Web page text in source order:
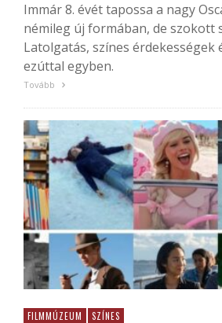
Immár 8. évét tapossa a nagy
némileg új formában, de szokott
Latolgatás, színes érdekességek
ezúttal egyben.
Tovább
FILMMÚZEUM SZÍNES